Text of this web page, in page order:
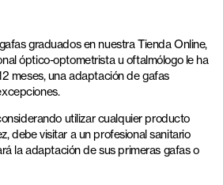
graduados en nuestra Tienda Online,
óptico-optometrista u oftalmólogo le ha
meses, una adaptación de gafas
utilizar cualquier producto
debe visitar a un profesional sanitario
la adaptación de sus primeras gafas o